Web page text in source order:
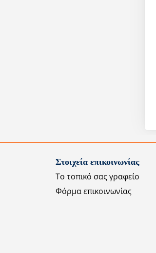
Στοιχεία επικοινωνίας
Το τοπικό σας γραφείο
Φόρμα επικοινωνίας